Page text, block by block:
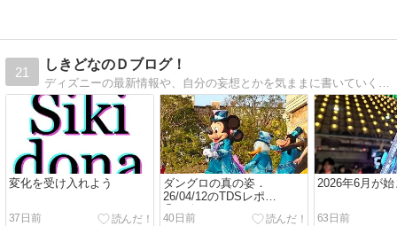
21
しきどなのＤブログ！
変化を受け入れよう
37日前
ダングロの真の姿．
26/04/12のTDSレポ
⑥（終）
40日前
2026年6月が
63日前